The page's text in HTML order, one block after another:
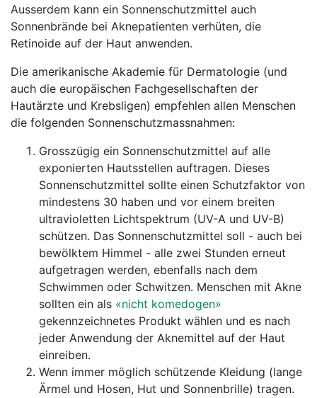
Ausserdem kann ein Sonnenschutzmittel auch
Sonnenbrände bei Aknepatienten verhüten, die
Retinoide auf der Haut anwenden.
Die amerikanische Akademie für Dermatologie (und
auch die europäischen Fachgesellschaften der
Hautärzte und Krebsligen) empfehlen allen Menschen
die folgenden Sonnenschutzmassnahmen:
Grosszügig ein Sonnenschutzmittel auf alle
exponierten Hautsstellen auftragen. Dieses
Sonnenschutzmittel sollte einen Schutzfaktor von
mindestens 30 haben und vor einem breiten
ultravioletten Lichtspektrum (UV-A und UV-B)
schützen. Das Sonnenschutzmittel soll - auch bei
bewölktem Himmel - alle zwei Stunden erneut
aufgetragen werden, ebenfalls nach dem
Schwimmen oder Schwitzen. Menschen mit Akne
sollten ein als «nicht komedogen»
gekennzeichnetes Produkt wählen und es nach
jeder Anwendung der Aknemittel auf der Haut
einreiben.
Wenn immer möglich schützende Kleidung (lange
Ärmel und Hosen, Hut und Sonnenbrille) tragen.